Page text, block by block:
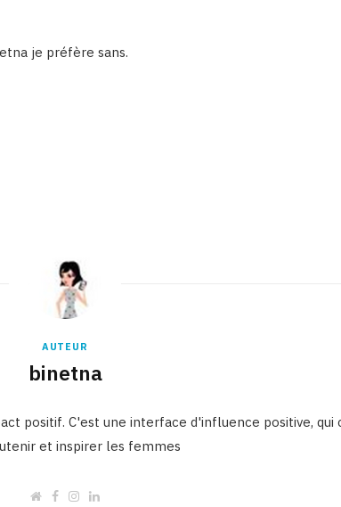
je préfère sans.
AUTEUR
binetna
positif. C'est une interface d'influence positive, qui
et inspirer les femmes
W
F
I
L